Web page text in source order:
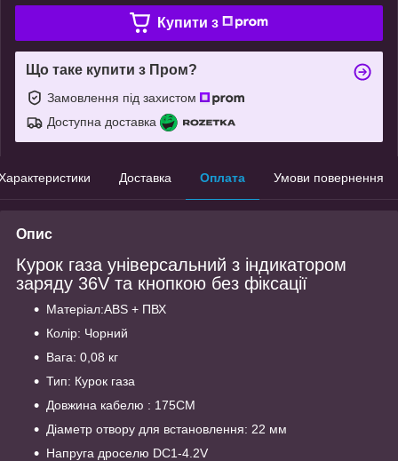
Купити з
Що таке купити з Пром?
Замовлення під захистом
Доступна доставка
Доставка Оплата Умови повернення
Опис
Курок газа універсальний з індикатором
заряду 36V та кнопкою без фіксації
Матеріал:ABS + ПВХ
Колір: Чорний
Вага: 0,08 кг
Тип: Курок газа
Довжина кабелю : 175CM
Діаметр отвору для встановлення: 22 мм
Напруга дроселю DC1-4.2V